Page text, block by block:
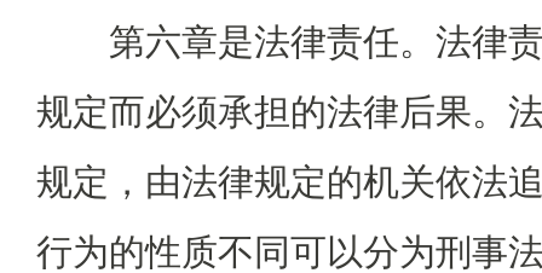
第六章是法律责任。法律
规定而必须承担的法律后果。
规定，由法律规定的机关依法
行为的性质不同可以分为刑事